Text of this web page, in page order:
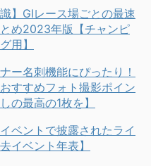
】GⅠレース場ごとの最速
め2023年版【チャンピ
用】
ー名刺機能にぴったり！
すすめフォト撮影ポイン
の最高の1枚を】
ベントで披露されたライ
イベント年表】